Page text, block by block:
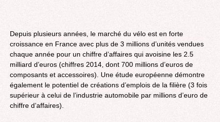
Depuis plusieurs années, le marché du vélo est en forte
croissance en France avec plus de 3 millions d’unités vendues
chaque année pour un chiffre d’affaires qui avoisine les 2.5
milliard d’euros (chiffres 2014, dont 700 millions d’euros de
composants et accessoires). Une étude européenne démontre
également le potentiel de créations d’emplois de la filière (3 fois
supérieur à celui de l’industrie automobile par millions d’euro de
chiffre d’affaires).